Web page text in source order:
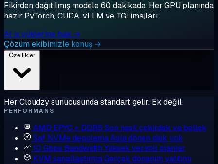
Fikirden dağıtılmış modele 60 dakikada. Her GPU planında
hazır PyTorch, CUDA, vLLM ve TGI imajları.
AI iş yüklerine bak →
Çözüm ekibimizle konuş →
Özellikler
Her Cloudzy sunucusunda standart gelir. Ek değil.
PERFORMANS
AMD EPYC + DDR5 Son nesil çekirdek ve bellek
Saf NVMe depolamaAsla dönen disk yok
10 Gbps Bandwidth Yüksek verimli planlar
KVM sanallaştırmaGerçek donanım yalıtımı